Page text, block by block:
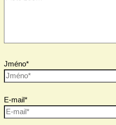
Jméno*
E-mail*